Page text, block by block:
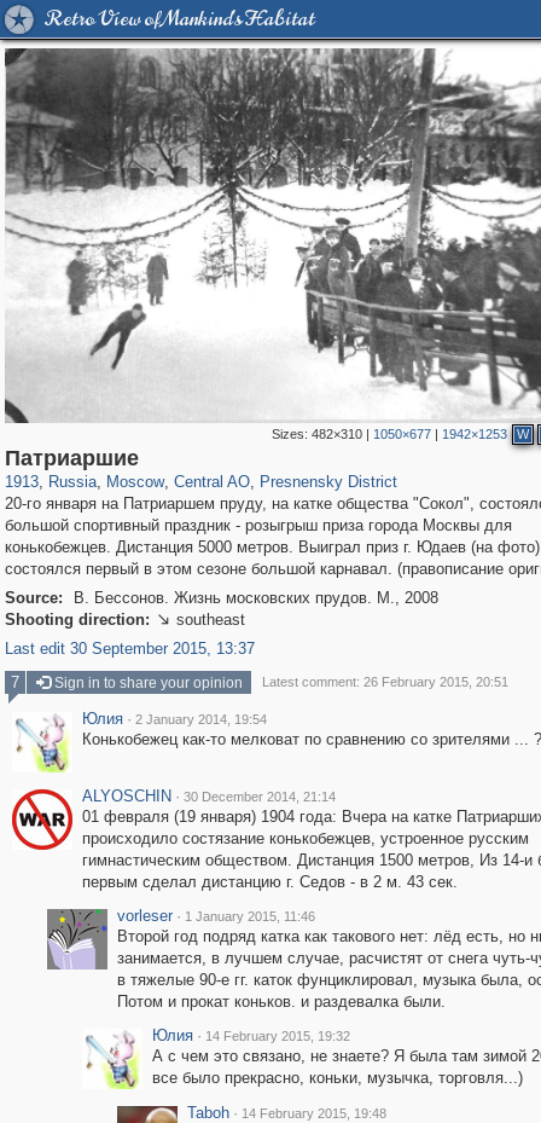
Retro View of Mankind's Habitat
Sizes:482×310 | 1050×677 | 1942×1253 W
Патриаршие
1913, Russia
1,407,779
, Moscow
319,968 8,295
, Central AO
160,055
, Presnensky District
20-го января на Патриаршем пруду, на катке общества "Сокол",
большой спортивный праздник - розыгрыш приза города Москвы для
конькобежцев. Дистанция 5000 метров. Выиграл приз г. Юдаев (на
состоялся первый в этом сезоне большой карнавал. (правописание
Source:
В. Бессонов. Жизнь московских прудов. М., 2008
Shooting direction:  southeast
Last edit 30 September 2015, 13:37
7
Sign in to share your opinion Latest comment: 26 February 2015, 20:51
Юлия · 2 January 2014, 19:54
Конькобежец как-то мелковат по сравнению со зрителями ... ?
ALYOSCHIN · 30 December 2014, 21:14
01 февраля (19 января) 1904 года: Вчера на катке
происходило состязание конькобежцев, устроенное русским
гимнастическим обществом. Дистанция 1500 метров, Из 14-и
первым сделал дистанцию г. Седов - в 2 м. 43 сек.
vorleser · 1 January 2015, 11:46
Второй год подряд катка как такового нет: лёд есть, но
занимается, в лучшем случае, расчистят от снега чуть-
в тяжелые 90-е гг. каток фунциклировал, музыка была,
Потом и прокат коньков. и раздевалка были.
Юлия · 14 February 2015, 19:32
А с чем это связано, не знаете? Я была там зимой
все было прекрасно, коньки, музычка, торговля...)
Taboh · 14 February 2015, 19:48